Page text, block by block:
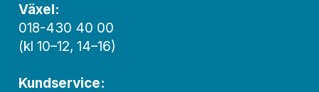
Växel:
018-430 40 00
(kl 10–12, 14–16)
Kundservice: